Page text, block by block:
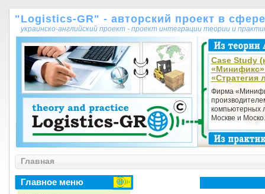
"Logistics-GR" - авторский проект в
украинско-английский проект - проект интеграции теории и
Case Study
«Минификс»
«Стратегия
Фирма
компьютерных
Москве и
Главная
Главное меню